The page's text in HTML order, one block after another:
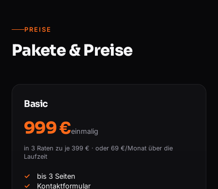
PREISE
Pakete & Preise
Basic
999 €einmalig
in 3 Raten zu je 399 € · oder 69 €/Monat über die
Laufzeit
bis 3 Seiten
Kontaktformular